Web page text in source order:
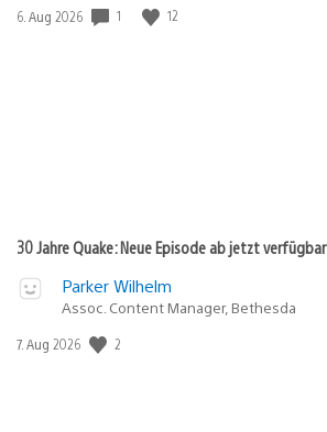
Veröffentlichungsdatum:
6. Aug 2026 1 12
30 Jahre Quake: Neue Episode ab jetzt verfügbar
Parker Wilhelm
Assoc. Content Manager, Bethesda
Veröffentlichungsdatum:
7. Aug 2026 2